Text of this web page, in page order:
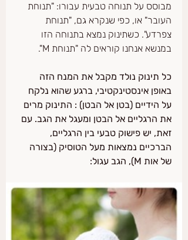
מבוסס על תנוחה טבעית עבורו: "תנוחת
העובר" או, כפי שנקרא גם, "תנוחת
צפרדע". כשתינוק נמצא בתנוחה הזו
במנשא אנחנו קוראים לה "תנוחת M".
כל תינוק נולד מקבל את המנח הזה
באופן אינסטינקטיבי, ברגע שהוא נלקח
על הידיים (בטן אל הבטן) : התינוק מרים
את הרגליים אל הבטן ומעגל את הגב. עם
זאת, יש פישוק טבעי בין הרגליים,
הברכיים נמצאות מעל הטוסיק (בצורה
של אות M), הגב עגול: